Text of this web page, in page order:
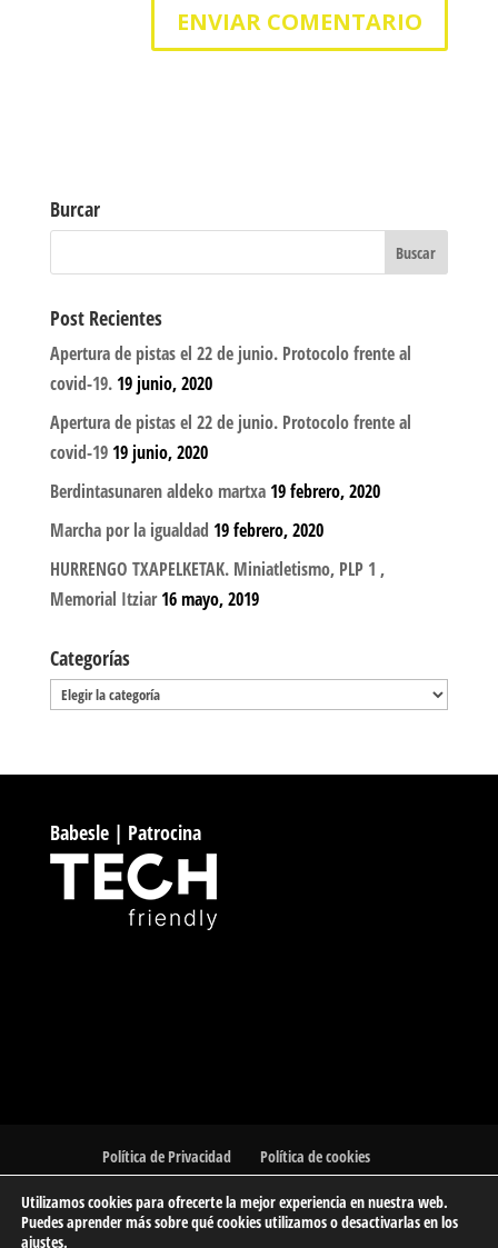
Burcar
Post Recientes
Apertura de pistas el 22 de junio. Protocolo frente al
covid-19. 19 junio, 2020
Apertura de pistas el 22 de junio. Protocolo frente al
covid-19 19 junio, 2020
Berdintasunaren aldeko martxa 19 febrero, 2020
Marcha por la igualdad 19 febrero, 2020
HURRENGO TXAPELKETAK. Miniatletismo, PLP 1 ,
Memorial Itziar 16 mayo, 2019
Categorías
Categorías
Babesle | Patrocina
Política de Privacidad Política de cookies
Utilizamos cookies para ofrecerte la mejor experiencia en nuestra web.
Puedes aprender más sobre qué cookies utilizamos o desactivarlas en los
ajustes.